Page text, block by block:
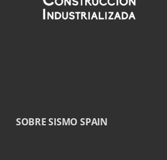
SOBRE SISMO SPAIN